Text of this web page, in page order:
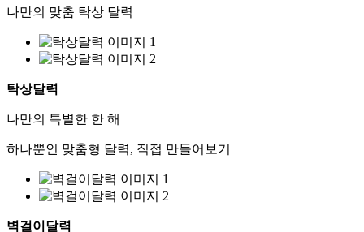
나만의 맞춤 탁상 달력
탁상달력
나만의 특별한 한 해
하나뿐인 맞춤형 달력, 직접 만들어보기
벽걸이달력